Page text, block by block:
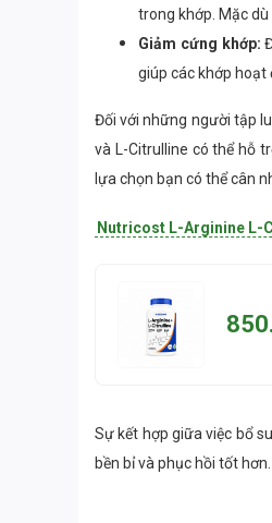
trong khớp. Mặc
Giảm cứng khớp:
giúp các khớp hoạt
Đối với những người tập
và L-Citrulline có thể hỗ
lựa chọn bạn có thể cân
Nutricost L-Arginine L-
Sự kết hợp giữa việc bổ
bền bỉ và phục hồi tốt hơn.